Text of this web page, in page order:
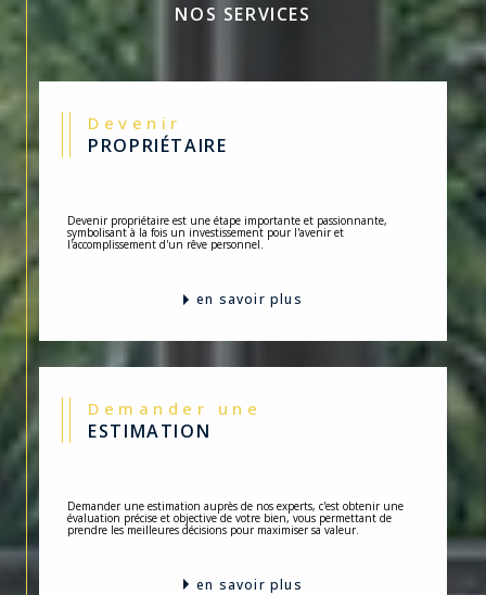
NOS SERVICES
Devenir
PROPRIÉTAIRE
Devenir propriétaire est une étape importante et passionnante,
symbolisant à la fois un investissement pour l'avenir et
l'accomplissement d'un rêve personnel.
en savoir plus
Demander une
ESTIMATION
Demander une estimation auprès de nos experts, c'est obtenir une
évaluation précise et objective de votre bien, vous permettant de
prendre les meilleures décisions pour maximiser sa valeur.
en savoir plus